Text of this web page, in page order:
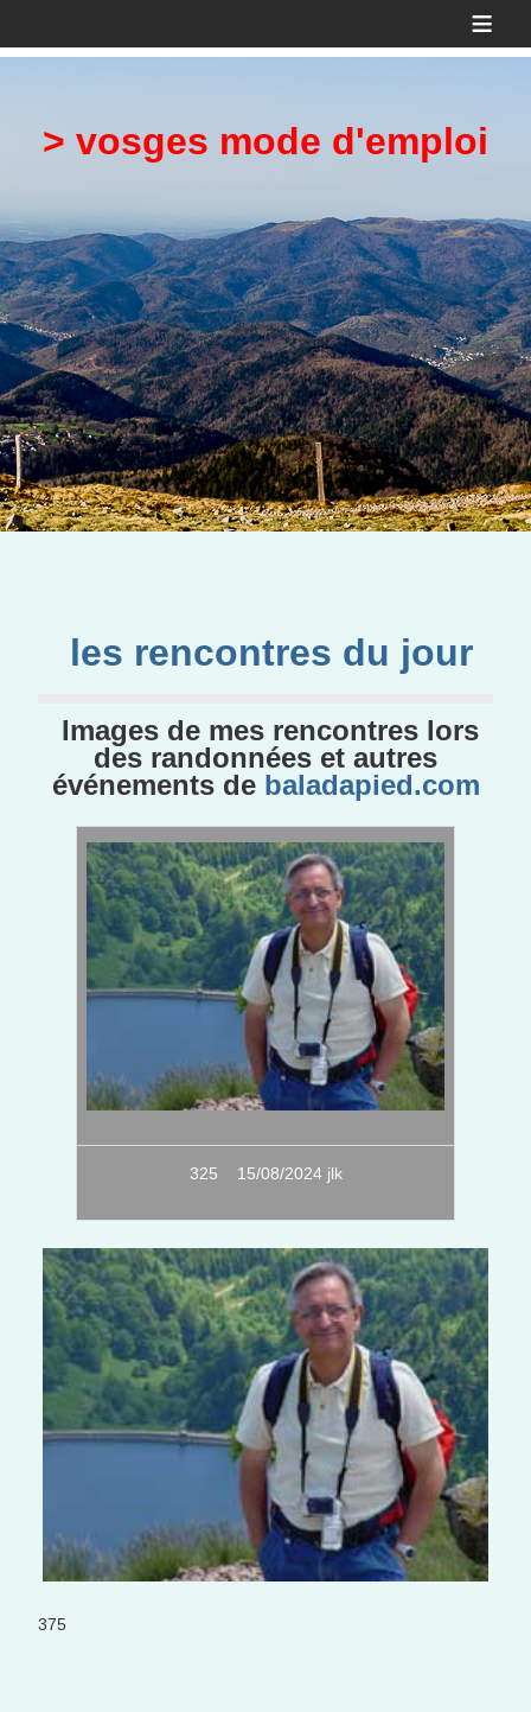
≡
> vosges mode d'emploi
les rencontres du jour
Images de mes rencontres lors
des randonnées et autres
événements de baladapied.com
325 15/08/2024 jlk
375